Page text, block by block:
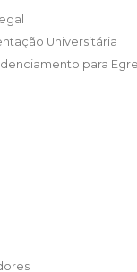
Universitária
para